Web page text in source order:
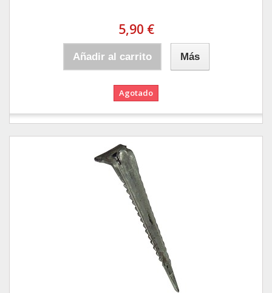
5,90 €
Añadir al carrito Más
Agotado